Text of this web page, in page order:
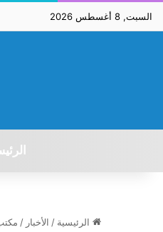
السبت, 8 أغسطس 2026
الرئيسية / الأخبار /